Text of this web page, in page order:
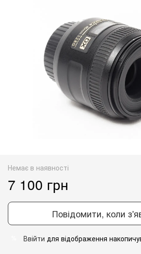
Немає в наявності
7 100 грн
Повідомити, коли
Ввійти для відображення